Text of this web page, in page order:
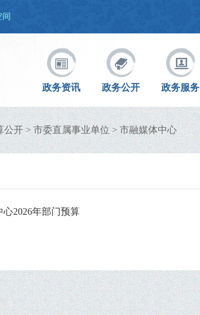
间
政务资讯 政务公开 政务服务
公开>市委直属事业单位>市融媒体中心
2026年部门预算